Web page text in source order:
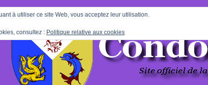
à utiliser ce site Web, vous acceptez leur utilisation.
consultez : Politique relative aux cookies